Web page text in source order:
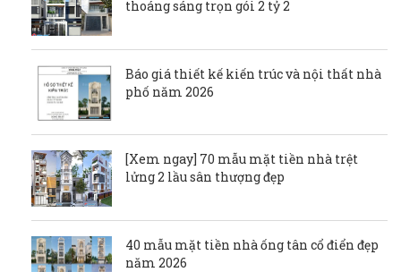
thoáng sáng trọn gói 2 tỷ 2
Báo giá thiết kế kiến trúc và nội thất nhà
phố năm 2026
[Xem ngay] 70 mẫu mặt tiền nhà trệt
lửng 2 lầu sân thượng đẹp
40 mẫu mặt tiền nhà ống tân cổ điển đẹp
năm 2026